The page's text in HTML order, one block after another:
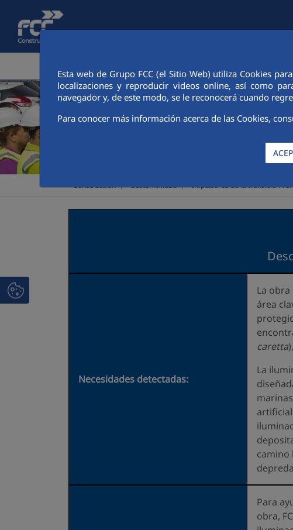
Saltar al contenido principal
Esta web de Grupo FCC (el Sitio Web) utiliza Cookies
localizaciones y reproducir videos online, así como
navegador y, de este modo, se le reconocerá cuando
Para conocer más información acerca de las Cookies,
Construcción >Sostenibilidad >Impulsores de la transición
Necesidades detectadas:
La
área
caretta
La
camino
Para
obra,